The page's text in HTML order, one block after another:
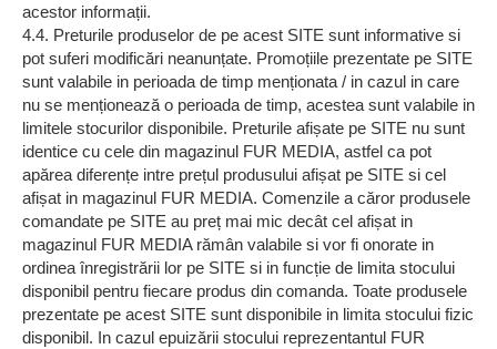
acestor informații.
4.4. Preturile produselor de pe acest SITE sunt informative si
pot suferi modificări neanunțate. Promoțiile prezentate pe SITE
sunt valabile in perioada de timp menționata / in cazul in care
nu se menționează o perioada de timp, acestea sunt valabile in
limitele stocurilor disponibile. Preturile afișate pe SITE nu sunt
identice cu cele din magazinul FUR MEDIA, astfel ca pot
apărea diferențe intre prețul produsului afișat pe SITE si cel
afișat in magazinul FUR MEDIA. Comenzile a căror produsele
comandate pe SITE au preț mai mic decât cel afișat in
magazinul FUR MEDIA rămân valabile si vor fi onorate in
ordinea înregistrării lor pe SITE si in funcție de limita stocului
disponibil pentru fiecare produs din comanda. Toate produsele
prezentate pe acest SITE sunt disponibile in limita stocului fizic
disponibil. In cazul epuizării stocului reprezentantul FUR